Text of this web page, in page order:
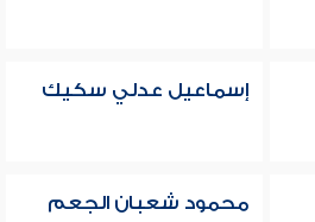
إسماعيل عدلي سكيك
محمود شعبان الجعم